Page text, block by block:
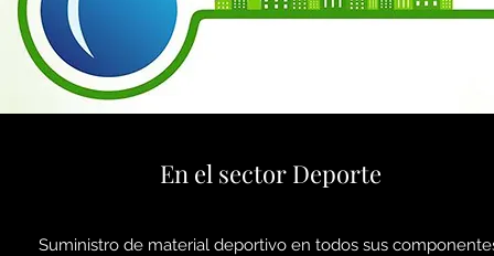
En el sector Deporte
Suministro de material deportivo en todos sus